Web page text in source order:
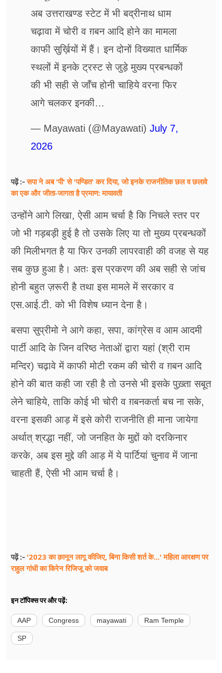
अब उत्तराखण्ड स्टेट में भी बद्रीनाथ धाम
चढ़ावा में चोरी व ग़बन आदि होने का मामला
काफी सुर्ख़ियों में हैं। इन दोनों विख्यात धार्मिक
स्थलों में इनके ट्रस्ट से जुड़े मुख्य प्रबन्धकों
की भी सही से जाँच होनी चाहिये वरना फिर
आगे चलकर इनकी…
— Mayawati (@Mayawati) July 7,
2026
पढ़ें :-सपा ने अब 'पी' से 'पण्डित' कर दिया, जो इनके राजनीतिक छल व छलावे
का एक और जीता-जागता है प्रमाण: मायावती
उन्होंने आगे लिखा, ऐसी आम चर्चा है कि निचले स्तर पर
जो भी गड़बड़ी हुई है तो उसके लिए या तो मुख्य प्रबन्धकों
की मिलीभगत है या फिर उनकी लापरवाही की वजह से यह
सब कुछ हुआ है। अतः इस प्रकरण की अब सही से जांच
होनी बहुत ज़रूरी है तथा इस मामले में सरकार व
एस.आई.टी. को भी विशेष ध्यान देना है।
बसपा सुप्रीमो ने आगे कहा, सपा, कांग्रेस व आम आदमी
पार्टी आदि के जिन वरिष्ठ नेताओं द्वारा यहां (श्री राम
मन्दिर) चढ़ावे में काफी मोटी रकम की चोरी व ग़बन आदि
होने की बात कही जा रही है तो उनसे भी इसके पुख़्ता सबूत
लेने चाहिये, ताकि कोई भी चोरी व ग़बनकर्ता बच ना सके,
वरना इसकी आड़ में इसे कोरी राजनीति ही माना जायेगा
अर्थात् श्रद्धा नहीं, जो जनहित के मुद्दों को दरकिनार
करके, अब इस मुद्दे की आड़ में ये पार्टियां चुनाव में जाना
चाहती हैं, ऐसी भी आम चर्चा है।
पढ़ें :- '2023 का क़ानून लागू कीजिए, बिना किसी शर्त के...' महिला आरक्षण पर
राहुल गांधी का किरेन रिजिजू को जवाब
इन टॉपिक्स पर और पढ़ें:
AAP Congress mayawati Ram Temple
SP